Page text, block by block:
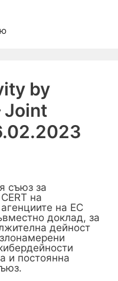
by
Joint
съюз за
на
на ЕС
доклад, за
дейност
и постоянна